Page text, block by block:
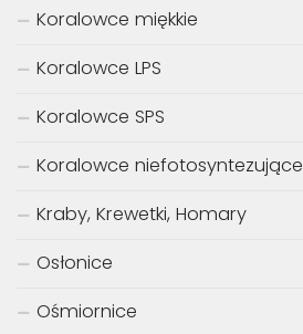
Koralowce miękkie
Koralowce LPS
Koralowce SPS
Koralowce niefotosyntezujące
Kraby, Krewetki, Homary
Osłonice
Ośmiornice